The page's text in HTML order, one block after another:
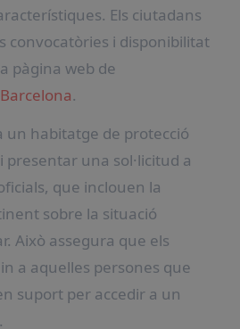
Els ciutadans
convocatòries i disponibilitat
pàgina web de
.
un habitatge de protecció
presentar una sol·licitud a
que inclouen la
sobre la situació
Això assegura que els
a aquelles persones que
suport per accedir a un